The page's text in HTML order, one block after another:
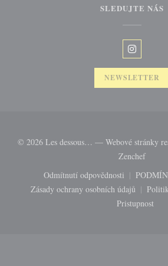
SLEDUJTE NÁS
NEWSLETTER
© 2026 Les dessous… — Webové stránky
Zenchef
Odmítnutí odpovědnosti
((otevře se v novém
Zásady ochrany osobních údajů
((otevře se v novém
Pristupnost
((otevře